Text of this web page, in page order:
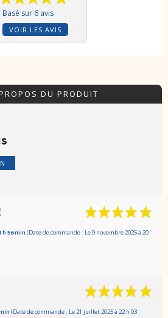
Basé sur 6 avis
VOIR LES AVIS
DU PRODUIT
h 56 min (Date de commande : Le 9 novembre 2025 à 20
(Date de commande : Le 21 juillet 2025 à 22 h 03